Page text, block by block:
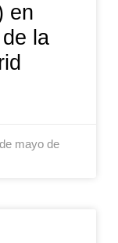
en
la
mayo de